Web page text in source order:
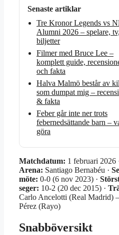
Senaste artiklar
Tre Kronor Legends vs
Alumni 2026 – spelare, tv,
biljetter
Filmer med Bruce Lee –
komplett guide,
och fakta
Halva Malmö består av
som dumpat mig –
& fakta
Feber går inte ner trots
febernedsättande barn –
göra
Matchdatum: 1 februari 2026
Arena: Santiago Bernabéu ·
möte: 0-0 (6 nov 2023) ·
seger: 10-2 (20 dec 2015) ·
Carlo Ancelotti (Real Madrid)
Pérez (Rayo)
Snabböversikt